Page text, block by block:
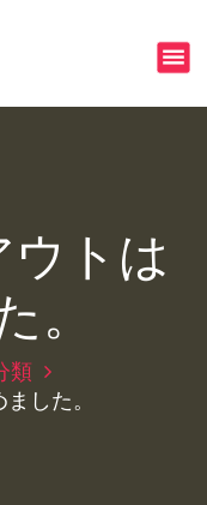
トは
。
類
した。